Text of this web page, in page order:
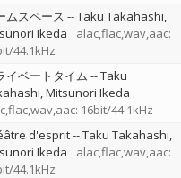
ムスペース --Taku Takahashi
Ikeda
alac,flac,wav,aac:
44.1kHz
イベートタイム --Taku
Mitsunori Ikeda
16bit/44.1kHz
d'esprit--Taku Takahashi
Ikeda
alac,flac,wav,aac:
44.1kHz